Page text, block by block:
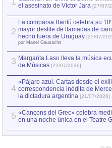
el asesinato de Víctor Jara [27/07/
2
La comparsa Bantú celebra su
mayor desfile de llamadas de
hecho fuera de Uruguay [25/07/
por Manel Gausachs
3 Margarita Laso lleva la música
de Músicas [22/07/2026]
4
«Pájaro azul. Cartas desde el
correspondencia inédita de
la dictadura argentina [21/07/2026]
5 «Cançons del Grec» celebra
en una noche única en el Teatre